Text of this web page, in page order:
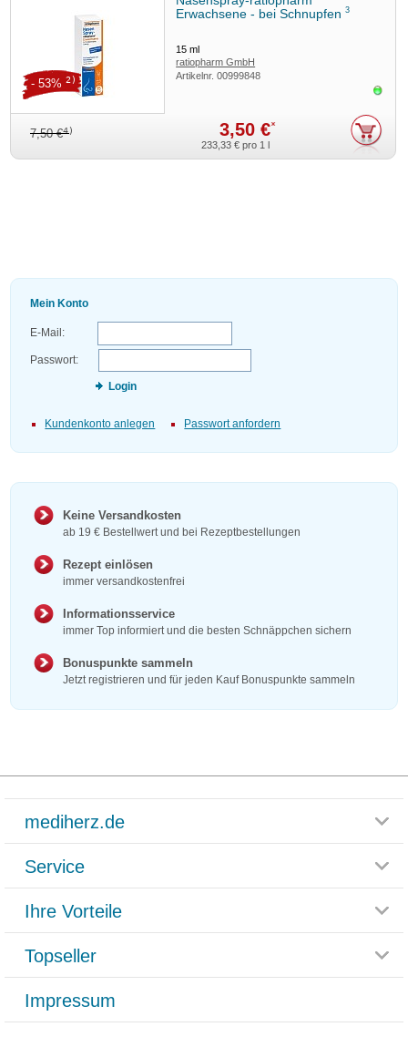
Erwachsene - bei Schnupfen3
15ml
ratiopharm GmbH
Artikelnr.00999848
7,50 €4) 3,50 €*
- 53% 2)
233,33 € pro 1 l
Mein Konto
E-Mail:
Passwort:
Login
Kundenkonto anlegen Passwort anfordern
Keine Versandkosten
ab 19 € Bestellwert und bei Rezeptbestellungen
Rezept einlösen
immer versandkostenfrei
Informationsservice
immer Top informiert und die besten Schnäppchen sichern
Bonuspunkte sammeln
Jetzt registrieren und für jeden Kauf Bonuspunkte sammeln
mediherz.de
Glossar
Häufig gestellte Fragen
Datenschutz
AGB
Service
Rücksendemöglichkeit
Paketlieferstatus
Versandkosten
Ihre Vorteile
Rezeptlieferung
Bonusprogramm
Gutschein und Rabatte
Kundenbewertung
Topseller
Grippostad
Bepanthen
Impressum